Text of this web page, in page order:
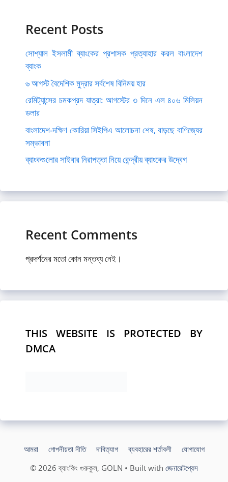
Recent Posts
সোশ্যাল ইসলামী ব্যাংকের প্রশাসক প্রত্যাহার করল বাংলাদেশ
ব্যাংক
৬ আগস্ট বৈদেশিক মুদ্রার সর্বশেষ বিনিময় হার
রেমিট্যান্সের চমকপ্রদ যাত্রা: আগস্টের ৩ দিনে এল ৪০৬ মিলিয়ন
ডলার
বাংলাদেশ-দক্ষিণ কোরিয়া সিইপিএ আলোচনা শেষ, বাড়ছে বাণিজ্যের
সম্ভাবনা
ব্যাংকগুলোর সাইবার নিরাপত্তা নিয়ে কেন্দ্রীয় ব্যাংকের উদ্বেগ
Recent Comments
প্রদর্শনের মতো কোন মন্তব্য নেই।
THIS WEBSITE IS PROTECTED BY
DMCA
আমরা গোপনীয়তা নীতি দাবিত্যাগ ব্যবহারের শর্তাবলী
যোগাযোগ
© 2026 ব্যাংকিং গুরুকুল, GOLN • Built with জেনারেটপ্রেস